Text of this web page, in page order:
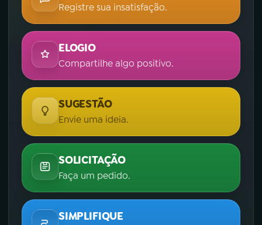
Registre sua insatisfação.
ELOGIO
Compartilhe algo positivo.
SUGESTÃO
Envie uma ideia.
SOLICITAÇÃO
Faça um pedido.
SIMPLIFIQUE